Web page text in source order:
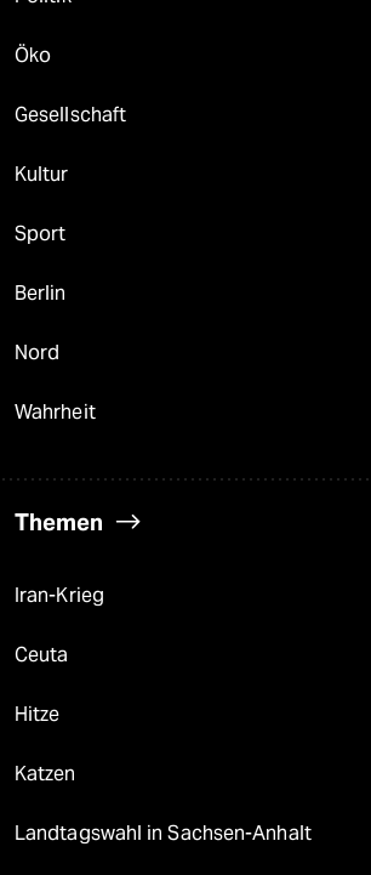
Öko
Gesellschaft
Kultur
Sport
Berlin
Nord
Wahrheit
Themen
Iran-Krieg
Ceuta
Hitze
Katzen
Landtagswahl in Sachsen-Anhalt